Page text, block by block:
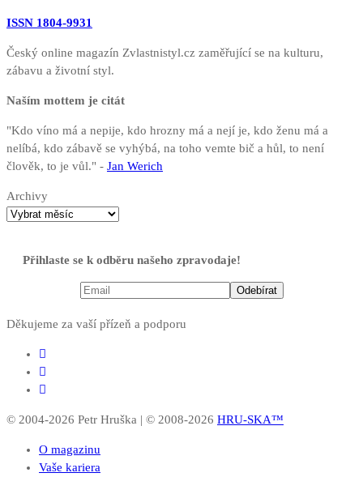
ISSN 1804-9931
Český online magazín Zvlastnistyl.cz zaměřující se na kulturu,
zábavu a životní styl.
Naším mottem je citát
"Kdo víno má a nepije, kdo hrozny má a nejí je, kdo ženu má a
nelíbá, kdo zábavě se vyhýbá, na toho vemte bič a hůl, to není
člověk, to je vůl." - Jan Werich
Archivy
Přihlaste se k odběru našeho zpravodaje!
Děkujeme za vaší přízeň a podporu
© 2004-2026 Petr Hruška | © 2008-2026 HRU-SKA™
O magazinu
Vaše kariera